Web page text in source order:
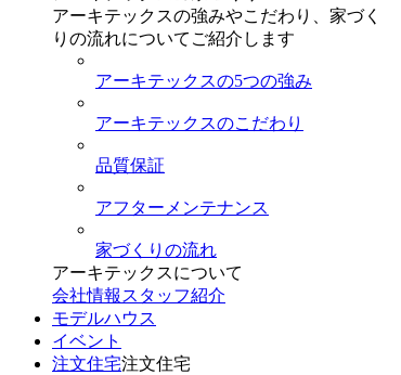
アーキテックスの強みやこだわり、家づく
りの流れについてご紹介します
アーキテックスの5つの強み
アーキテックスのこだわり
品質保証
アフターメンテナンス
家づくりの流れ
アーキテックスについて
会社情報 スタッフ紹介
モデルハウス
イベント
注文住宅注文住宅